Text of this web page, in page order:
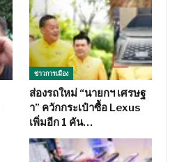
ข่าวการเมือง
ส่องรถใหม่ “นายกฯ เศรษฐ
า” ควักกระเป๋าซื้อ Lexus
เพิ่มอีก 1 คัน…